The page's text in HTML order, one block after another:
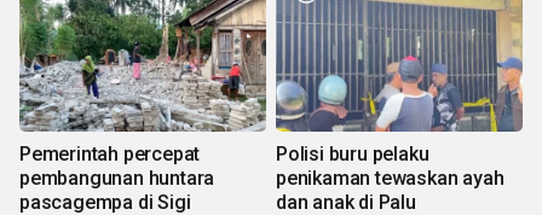
Pemerintah percepat
pembangunan huntara
pascagempa di Sigi
Polisi buru pelaku
penikaman tewaskan ayah
dan anak di Palu